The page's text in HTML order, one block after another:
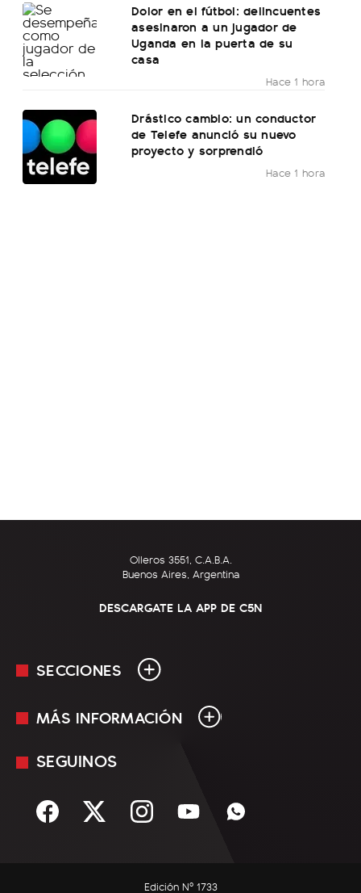
Dolor en el fútbol: delincuentes
asesinaron a un jugador de
Uganda en la puerta de su
casa
Hace 1 hora
Drástico cambio: un conductor
de Telefe anunció su nuevo
proyecto y sorprendió
Hace 1 hora
Olleros 3551, C.A.B.A.
Buenos Aires, Argentina
DESCARGATE LA APP DE C5N
SECCIONES
En Vivo
Sociedad
MÁS INFORMACIÓN
Mediakit
Términos y condiciones
SEGUINOS
Edición Nº 1733